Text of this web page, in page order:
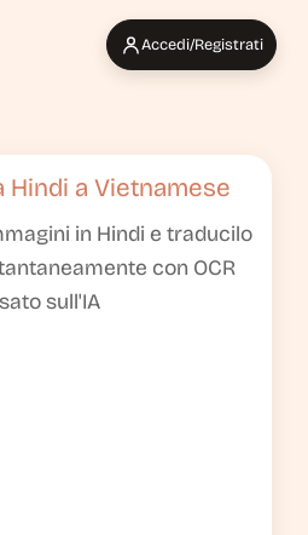
Accedi/Registrati
Hindi a Vietnamese
in Hindi e traducilo
con OCR
sull'IA